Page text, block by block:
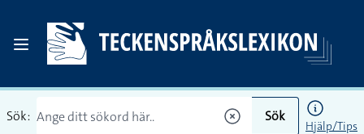
Sök: Sök
Hjälp/Tips